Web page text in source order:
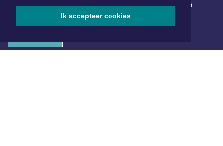
Ik accepteer cookies
Schrijf je in voor onze nieuwsbrief en krijg wekelijks een
samenvatting van alle gebeurtenissen uit jouw regio.